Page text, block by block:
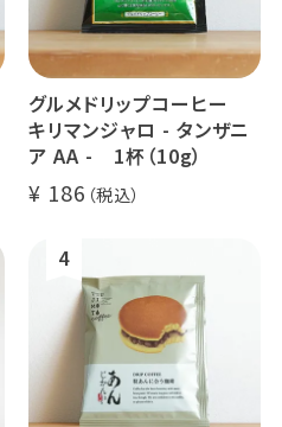
グルメドリップコーヒー
キリマンジャロ - タンザニ
ア AA - 1杯（10g）
186